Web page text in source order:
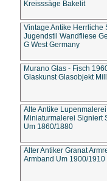
Kreisssäge Bakelit
Vintage Antike Herrliche
Jugendstil Wandfliese
G West Germany
Murano Glas - Fisch
Glaskunst Glasobjekt
Alte Antike Lupenmalerei
Miniaturmalerei Signiert
Um 1860/1880
Alter Antiker Granat
Armband Um 1900/1910